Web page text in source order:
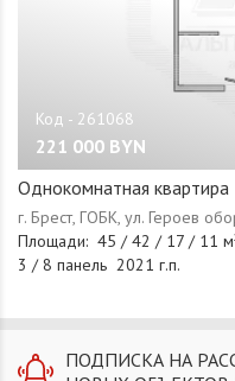
221 000 BYN
Однокомнатная квартира
ПОДПИСКА НА